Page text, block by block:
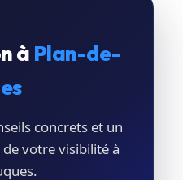
à Plan-de-
concrets et un
votre visibilité à